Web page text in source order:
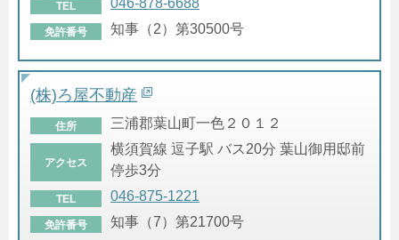
TEL 046-878-6688
免許番号 知事（2）第30500号
(株)ろ屋不動産
住所 三浦郡葉山町一色２０１２
アクセス
横須賀線 逗子駅 バス20分 葉山御用邸前
停歩3分
TEL 046-875-1221
免許番号 知事（7）第21700号